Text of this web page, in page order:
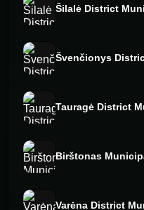
Šilalė District
Švenčionys
Tauragė District
Birštonas
Varėna District